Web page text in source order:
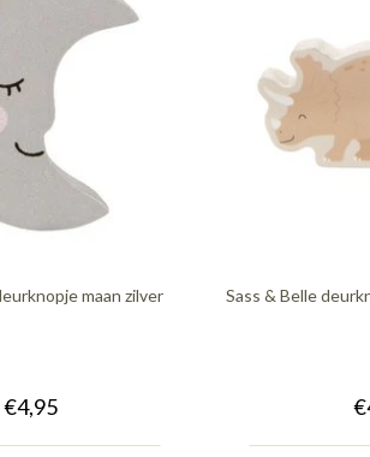
maan zilver
€4,95
Sass & Belle